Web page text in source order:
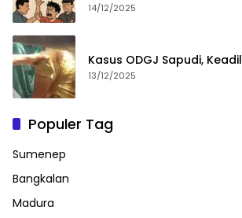
14/12/2025
Kasus ODGJ Sapudi,
13/12/2025
Populer Tag
Sumenep
Bangkalan
Madura